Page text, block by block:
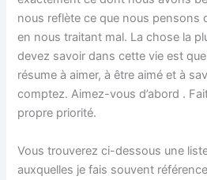
nous reflète ce que nous pensons
en nous traitant mal. La chose la
devez savoir dans cette vie est
résume à aimer, à être aimé et à
comptez. Aimez-vous d’abord .
propre priorité.
Vous trouverez ci-dessous une
auxquelles je fais souvent